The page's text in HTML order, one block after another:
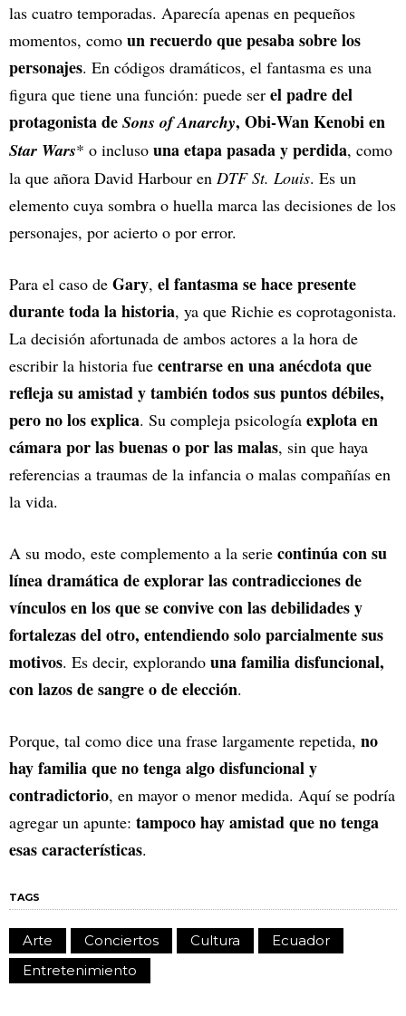
las cuatro temporadas. Aparecía apenas en pequeños
momentos, como un recuerdo que pesaba sobre los
personajes. En códigos dramáticos, el fantasma es una
figura que tiene una función: puede ser el padre del
protagonista de Sons of Anarchy, Obi‑Wan Kenobi en
Star Wars* o incluso una etapa pasada y perdida, como
la que añora David Harbour en DTF St. Louis. Es un
elemento cuya sombra o huella marca las decisiones de los
personajes, por acierto o por error.
Para el caso de Gary, el fantasma se hace presente
durante toda la historia, ya que Richie es coprotagonista.
La decisión afortunada de ambos actores a la hora de
escribir la historia fue centrarse en una anécdota que
refleja su amistad y también todos sus puntos débiles,
pero no los explica. Su compleja psicología explota en
cámara por las buenas o por las malas, sin que haya
referencias a traumas de la infancia o malas compañías en
la vida.
A su modo, este complemento a la serie continúa con su
línea dramática de explorar las contradicciones de
vínculos en los que se convive con las debilidades y
fortalezas del otro, entendiendo solo parcialmente sus
motivos. Es decir, explorando una familia disfuncional,
con lazos de sangre o de elección.
Porque, tal como dice una frase largamente repetida, no
hay familia que no tenga algo disfuncional y
contradictorio, en mayor o menor medida. Aquí se podría
agregar un apunte: tampoco hay amistad que no tenga
esas características.
TAGS
Arte Conciertos Cultura
Ecuador
Entretenimiento